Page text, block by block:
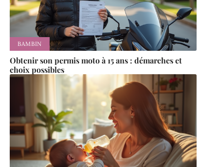
BAMBIN
Obtenir son permis moto à 15 ans : démarches et
choix possibles